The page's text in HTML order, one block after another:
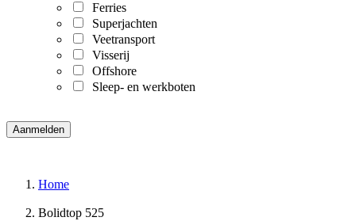
Ferries
Superjachten
Veetransport
Visserij
Offshore
Sleep- en werkboten
Home
Bolidtop 525